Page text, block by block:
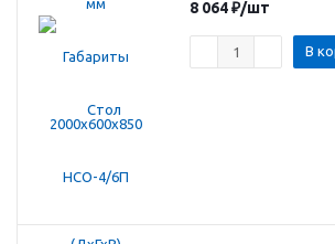
8 064₽/шт
В